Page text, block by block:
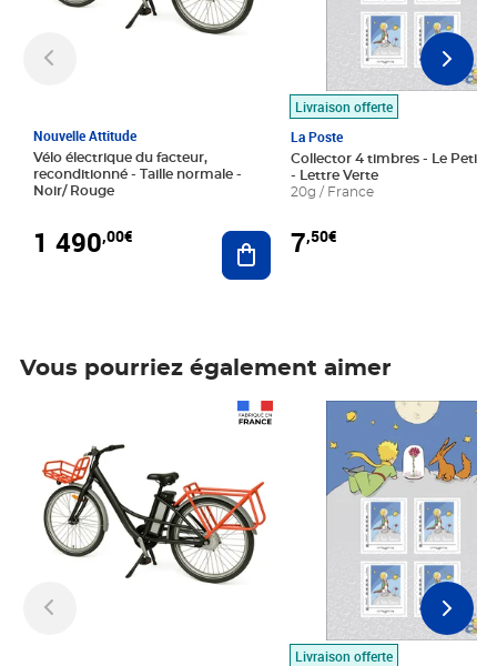
Nouvelle Attitude
Vélo électrique du facteur,
reconditionné - Taille normale -
Noir/ Rouge
1 490,00€ Ajouter au panier
Livraison offerte
La Poste
Collector 4 timbres - Le Petit
- Lettre Verte
20g / France
7,50€
Vous pourriez également aimer
Livraison offerte
Prix 7,50€